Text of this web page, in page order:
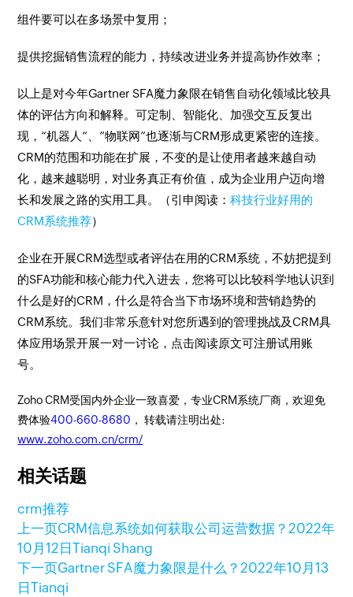
组件要可以在多场景中复用；
提供挖掘销售流程的能力，持续改进业务并提高协作效率；
以上是对今年Gartner SFA魔力象限在销售自动化领域比较具
体的评估方向和解释。可定制、智能化、加强交互反复出
现，“机器人“、”物联网”也逐渐与CRM形成更紧密的连接。
CRM的范围和功能在扩展，不变的是让使用者越来越自动
化，越来越聪明，对业务真正有价值，成为企业用户迈向增
长和发展之路的实用工具。（引申阅读：科技行业好用的
CRM系统推荐）
企业在开展CRM选型或者评估在用的CRM系统，不妨把提到
的SFA功能和核心能力代入进去，您将可以比较科学地认识到
什么是好的CRM，什么是符合当下市场环境和营销趋势的
CRM系统。我们非常乐意针对您所遇到的管理挑战及CRM具
体应用场景开展一对一讨论，点击阅读原文可注册试用账
号。
Zoho CRM受国内外企业一致喜爱，专业CRM系统厂商，欢迎免
费体验400-660-8680 ， 转载请注明出处:
www.zoho.com.cn/crm/
相关话题
crm推荐
上一页CRM信息系统如何获取公司运营数据？2022年
10月12日Tianqi Shang
下一页Gartner SFA魔力象限是什么？2022年10月13
日Tianqi